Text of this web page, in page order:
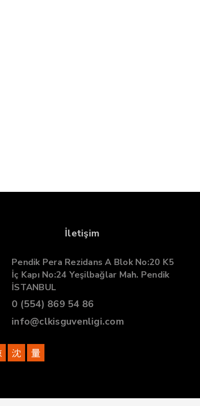
İletişim
Pendik Pera Rezidans A Blok No:20 K5
İç Kapı No:24 Yeşilbağlar Mah. Pendik
İSTANBUL
0 (554) 869 54 86
info@clkisguvenligi.com